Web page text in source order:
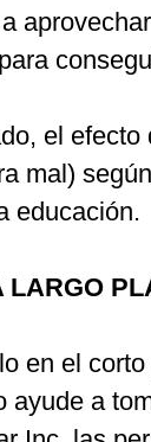
el
mal)
educación.
LARGO
en el
ayude a